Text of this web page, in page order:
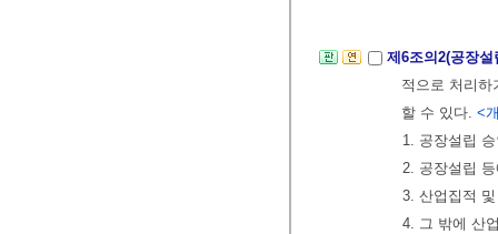
제6조의2(공장
적으로 처리하
할 수 있다. <
1. 공장설립
2. 공장설립
3. 산업집적
4. 그 밖에 산